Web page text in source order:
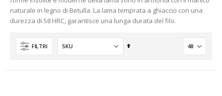
naturale in legno di Betulla. La lama temprata a ghiaccio con una
durezza di 58 HRC, garantisce una lunga durata del filo.
FILTRI
Imposta